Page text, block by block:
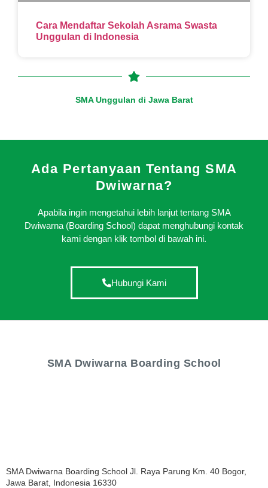
Cara Mendaftar Sekolah Asrama Swasta
Unggulan di Indonesia
SMA Unggulan di Jawa Barat
Ada Pertanyaan Tentang SMA
Dwiwarna?
Apabila ingin mengetahui lebih lanjut tentang SMA
Dwiwarna (Boarding School) dapat menghubungi kontak
kami dengan klik tombol di bawah ini.
Hubungi Kami
SMA Dwiwarna Boarding School
SMA Dwiwarna Boarding School Jl. Raya Parung Km. 40 Bogor,
Jawa Barat, Indonesia 16330